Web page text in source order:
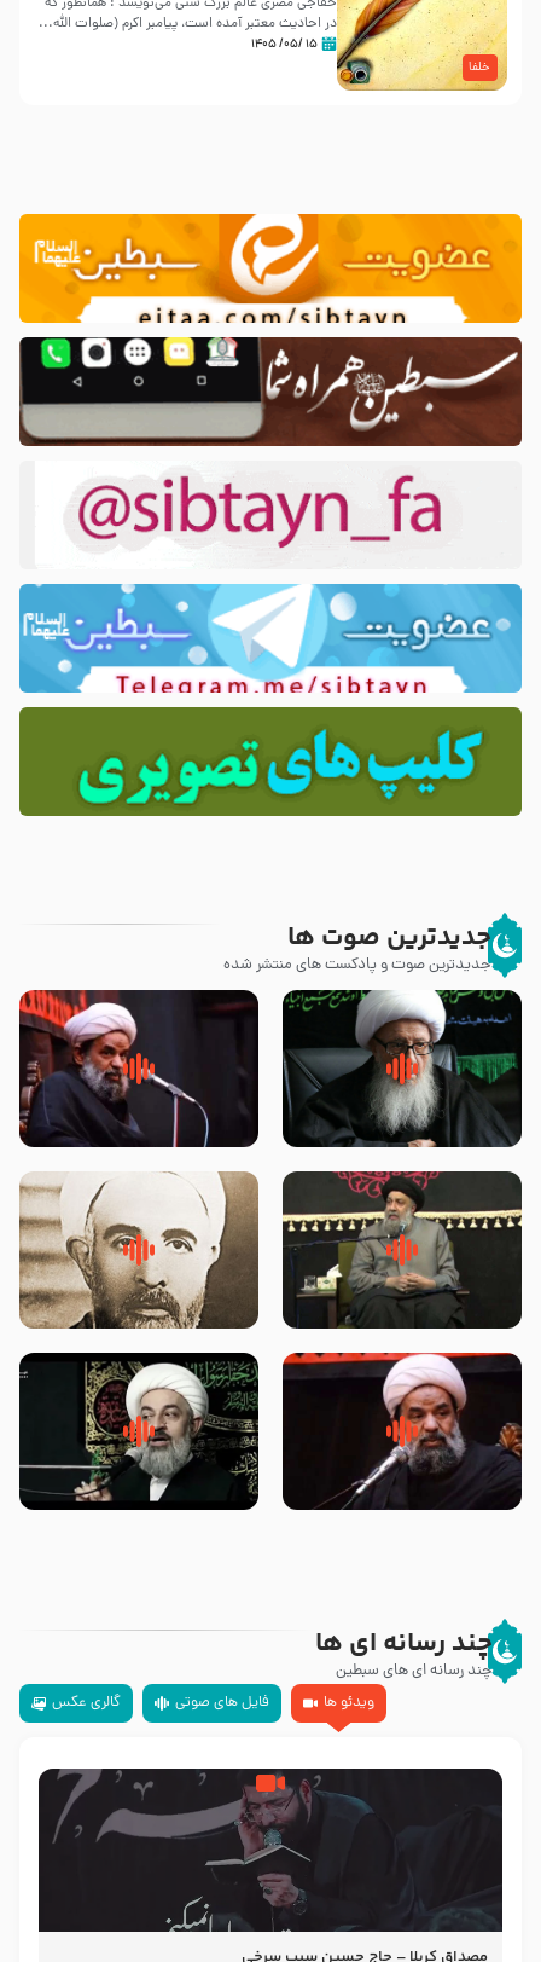
خلفا
در احادیث معتبر آمده است، پیامبر اکرم (صلوات اللّه...
۱۵ /۰۵/ ۱۴۰۵
جدیدترین صوت ها
جدیدترین صوت و پادکست های منتشر شده
زوّار اربعین امام حسین (علیه
السلام) با این اشتیاق به زیارت
روضه جانسوز پاره های جگر امام
حسن مجتبی علیه السلام-حجت
لقب حضرت رقیه سلام الله علیها به
چه معناست – حجت الاسلام علوی
روضه‌ی مجلس یزید ملعون و
اسارت اهل‌بیت علیهم‌السلام –
محدث زاده
سلام جوانی که امام حسین علیه
السلام خودش جوابش را دادند
زیارتی که اسباب رزق زیاد و عمر
طولانی است حجت السلام حسین
چند رسانه ای ها
چند رسانه ای های سبطین
ویدئو ها
فایل های صوتی گالری عکس
مصداق کربلا – حاج حسین سیب سرخی